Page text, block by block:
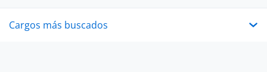
Cargos más buscados